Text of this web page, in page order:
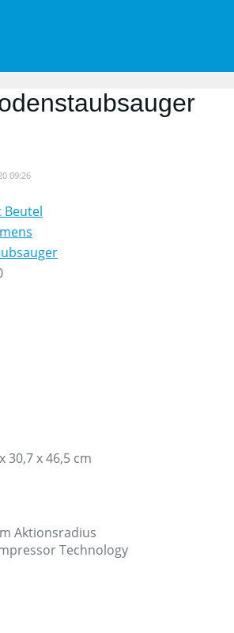
09:26
Beutel
30,7 x 46,5 cm
Aktionsradius
Technology